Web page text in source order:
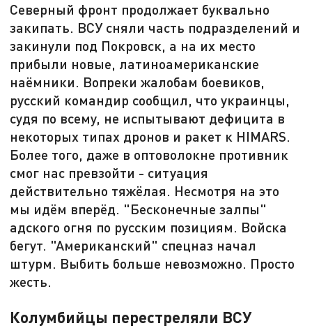
Северный фронт продолжает буквально
закипать. ВСУ сняли часть подразделений и
закинули под Покровск, а на их место
прибыли новые, латиноамериканские
наёмники. Вопреки жалобам боевиков,
русский командир сообщил, что украинцы,
судя по всему, не испытывают дефицита в
некоторых типах дронов и ракет к HIMARS.
Более того, даже в оптоволокне противник
смог нас превзойти - ситуация
действительно тяжёлая. Несмотря на это
мы идём вперёд. "Бесконечные залпы"
адского огня по русским позициям. Войска
бегут. "Американский" спецназ начал
штурм. Выбить больше невозможно. Просто
жесть.
Колумбийцы перестреляли ВСУ